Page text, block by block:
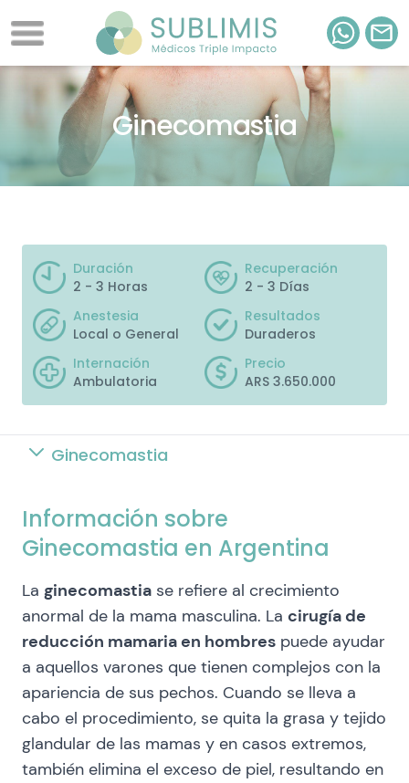
Ginecomastia
Duración
2 - 3 Horas
Recuperación
2 - 3 Días
Anestesia
Local o General
Resultados
Duraderos
Internación
Ambulatoria
Precio
ARS 3.650.000
Ginecomastia
Información sobre
Ginecomastia en Argentina
La ginecomastia se refiere al crecimiento
anormal de la mama masculina. La cirugía de
reducción mamaria en hombres puede ayudar
a aquellos varones que tienen complejos con la
apariencia de sus pechos. Cuando se lleva a
cabo el procedimiento, se quita la grasa y tejido
glandular de las mamas y en casos extremos,
también elimina el exceso de piel, resultando en